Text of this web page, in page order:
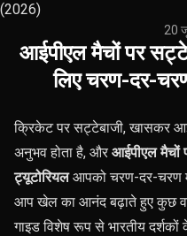
(2026)
20
आईपीएल मैचों पर
लिए चरण-दर-
क्रिकेट पर सट्टेबाजी, खासकर
अनुभव होता है, और आईपीएल मैचों
ट्यूटोरियलआपको चरण-दर-चरण
आप खेल का आनंद बढ़ाते हुए कुछ
गाइड विशेष रूप से भारतीय